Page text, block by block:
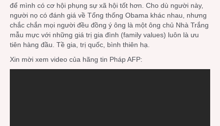
để mình có cơ hội phụng sự xã hội tốt hơn. Cho dù người này,
người nọ có đánh giá về Tổng thống Obama khác nhau, nhưng
chắc chắn mọi người đều đồng ý ông là một ông chủ Nhà Trắng
mẫu mực với những giá trị gia đình (family values) luôn là ưu
tiên hàng đầu. Tề gia, trị quốc, bình thiên hạ.
Xin mời xem video của hãng tin Pháp AFP: